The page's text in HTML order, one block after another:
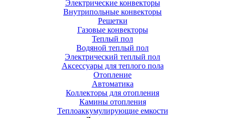
Электрические конвекторы
Внутрипольные конвекторы
Решетки
Газовые конвекторы
Теплый пол
Водяной теплый пол
Электрический теплый пол
Аксессуары для теплого пола
Отопление
Автоматика
Коллекторы для отопления
Камины отопления
Теплоаккумулирующие емкости